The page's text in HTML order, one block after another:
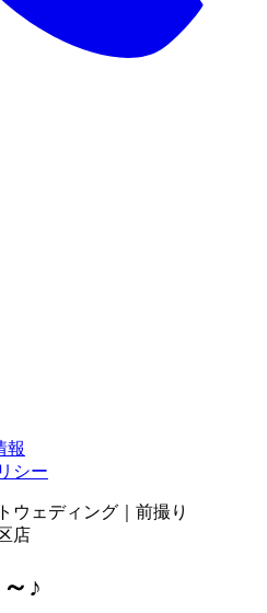
報
シー
ウェディング｜前撮り
店
♪